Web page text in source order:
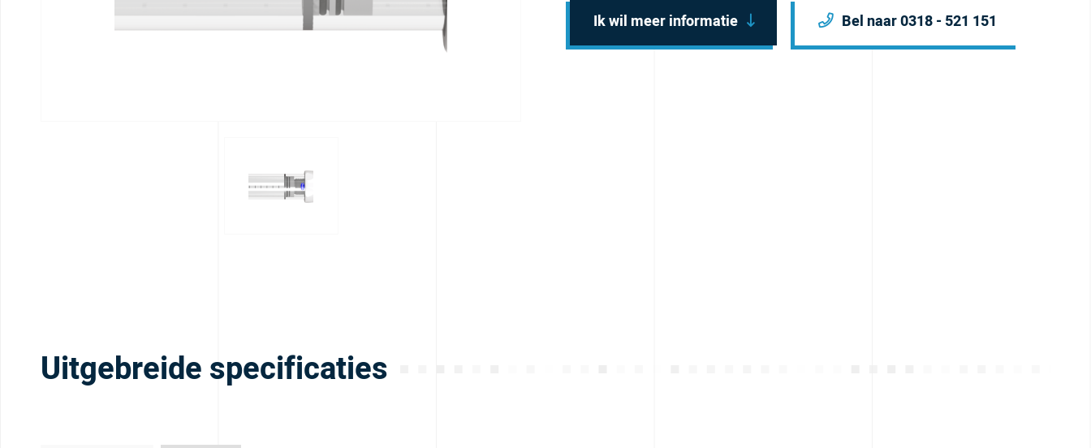
Ik wil meer informatie Bel naar 0318 - 521 151
Uitgebreide specificaties